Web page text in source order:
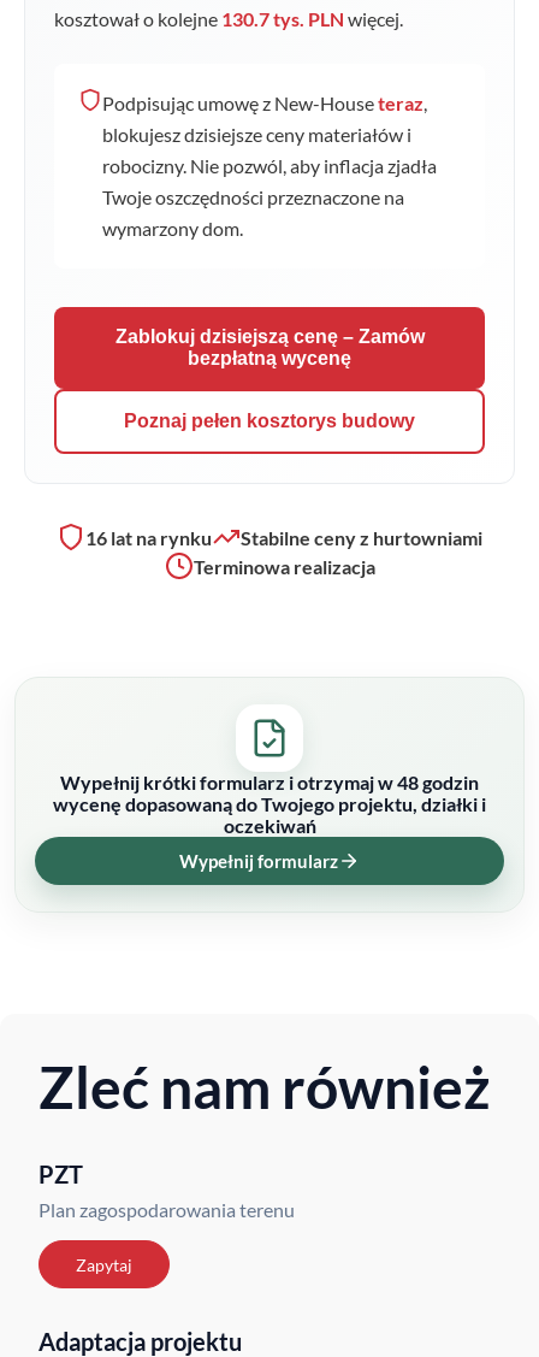
kosztował o kolejne 130.7 tys. PLN więcej.
Podpisując umowę z New-Houseteraz,
blokujesz dzisiejsze ceny materiałów i
robocizny. Nie pozwól, aby inflacja zjadła
Twoje oszczędności przeznaczone na
wymarzony dom.
Zablokuj dzisiejszą cenę – Zamów
bezpłatną wycenę
Poznaj pełen kosztorys budowy
16 lat na rynku
Stabilne ceny z hurtowniami
Terminowa realizacja
Wypełnij krótki formularz i otrzymaj w 48 godzin
wycenę dopasowaną do Twojego projektu, działki i
oczekiwań
Wypełnij formularz
Zleć nam również
PZT
Plan zagospodarowania terenu
Zapytaj
Adaptacja projektu